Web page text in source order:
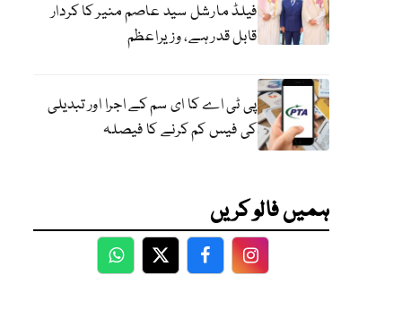
فیلڈ مارشل سید عاصم منیر کا کردار
قابل قدر ہے، وزیراعظم
پی ٹی اے کا ای سم کے اجرا اور تبدیلی
کی فیس کم کرنے کا فیصلہ
ہمیں فالو کریں
WhatsApp
TwitterFacebookFacebook